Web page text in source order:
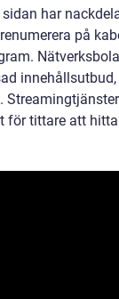
har
på
för tittare att